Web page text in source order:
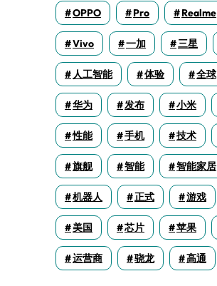
OPPO Pro Realme
Vivo 一加 三星
人工智能 体验 全球
华为 发布 小米
性能 手机 技术
旗舰 智能 智能家居
机器人 正式 游戏
美国 芯片 苹果
运营商 骁龙 高通